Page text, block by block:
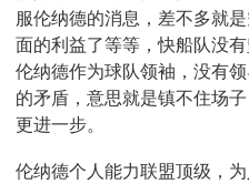
服伦纳德的消息，差不多就
面的利益了等等，快船队没
伦纳德作为球队领袖，没有
的矛盾，意思就是镇不住场
更进一步。
伦纳德个人能力联盟顶级，